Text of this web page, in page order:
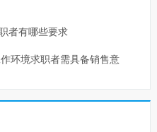
者有哪些要求
环境求职者需具备销售意